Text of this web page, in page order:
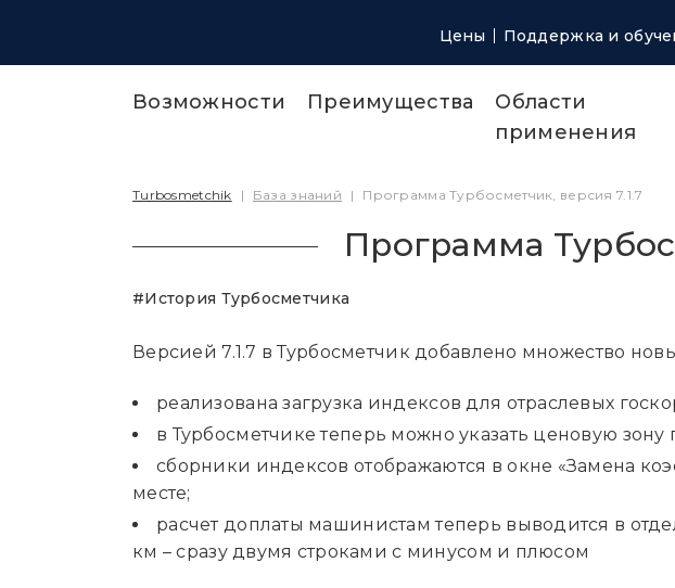
Цены Поддержка и
Возможности Преимущества
Области
применения
Turbosmetchik | База знаний | Программа Турбосметчик, версия 7.1.7
Программа
#История Турбосметчика
Версией 7.1.7 в Турбосметчик добавлено множество
реализована загрузка индексов для отраслевых
в Турбосметчике теперь можно указать ценовую
сборники индексов отображаются в окне «Замена
месте;
расчет доплаты машинистам теперь выводится в
км – сразу двумя строками с минусом и плюсом